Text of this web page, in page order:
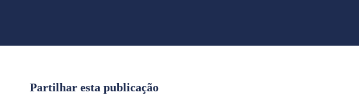
Partilhar esta publicação